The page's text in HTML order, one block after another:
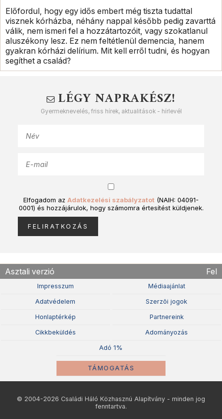
Előfordul, hogy egy idős embert még tiszta tudattal
visznek kórházba, néhány nappal később pedig zavarttá
válik, nem ismeri fel a hozzátartozóit, vagy szokatlanul
aluszékony lesz. Ez nem feltétlenül demencia, hanem
gyakran kórházi delírium. Mit kell erről tudni, és hogyan
segíthet a család?
LÉGY NAPRAKÉSZ!
Gyermeknevelés, friss hírek, aktualitások - hírlevél
Elfogadom az Adatkezelési szabályzatot (NAIH: 04091-
0001) és hozzájárulok, hogy számomra értesítést küldjenek.
Asztali verzió Fel
Impresszum Médiaajánlat
Adatvédelem Szerzõi jogok
Honlaptérkép Partnereink
Cikkbeküldés Adományozás
Adó 1%
TÁMOGATÁS
© 2004-2026 Családi Háló Közhasznú Alapítvány - minden jog
fenntartva.